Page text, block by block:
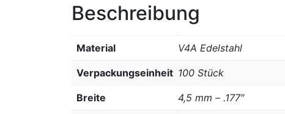
Beschreibung
Material V4A Edelstahl
Verpackungseinheit 100 Stück
Breite 4,5 mm – .177″